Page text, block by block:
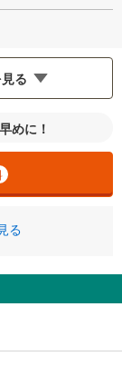
る
％
くの金融機関
す。
めに！
る